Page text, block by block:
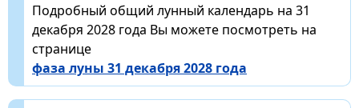
Подробный общий лунный календарь на 31
декабря 2028 года Вы можете посмотреть на
странице
фаза луны 31 декабря 2028 года